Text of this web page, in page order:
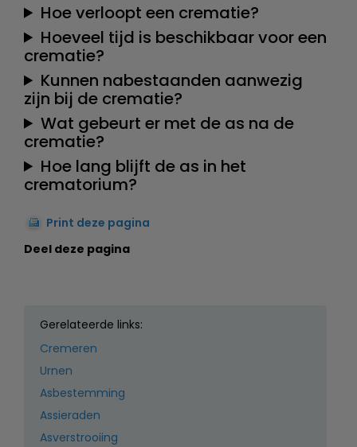
Hoe verloopt een crematie?
Hoeveel tijd is beschikbaar voor een
crematie?
Kunnen nabestaanden aanwezig
zijn bij de crematie?
Wat gebeurt er met de as na de
crematie?
Hoe lang blijft de as in het
crematorium?
Print deze pagina
Deel deze pagina
Gerelateerde links:
Cremeren
Urnen
Asbestemming
Assieraden
Asverstrooiing